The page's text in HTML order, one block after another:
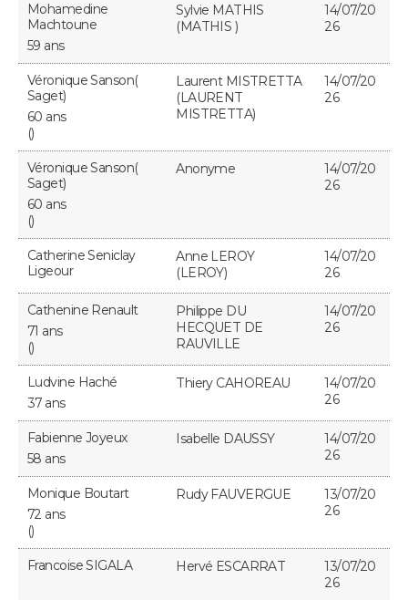
Mohamedine
Machtoune
59 ans
Sylvie MATHIS
(MATHIS )
14/07/20
26
Véronique Sanson(
Saget)
60 ans
()
Laurent MISTRETTA
(LAURENT
MISTRETTA)
14/07/20
26
Véronique Sanson(
Saget)
60 ans
()
Anonyme
14/07/20
26
Catherine Seniclay
Ligeour
Anne LEROY
(LEROY)
14/07/20
26
Cathenine Renault
71 ans
()
Philippe DU
HECQUET DE
RAUVILLE
14/07/20
26
Ludvine Haché
37 ans
Thiery CAHOREAU
14/07/20
26
Fabienne Joyeux
58 ans
Isabelle DAUSSY
14/07/20
26
Monique Boutart
72 ans
()
Rudy FAUVERGUE
13/07/20
26
Francoise SIGALA Hervé ESCARRAT
13/07/20
26